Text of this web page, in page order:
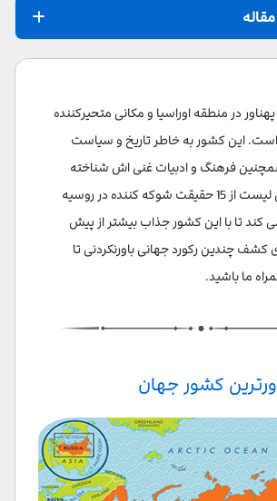
در منطقه اوراسیا و مکانی متحیرکننده
است. این کشور به خاطر تاریخ و سیاست
فرهنگ و ادبیات غنی اش شناخته
شده است. این لیست از 15 حقیقت شوکه کننده در روسیه
تا با این کشور جذاب بیشتر از پیش
کشف چندین رکورد جهانی باورنکردنی تا
ما باشید.